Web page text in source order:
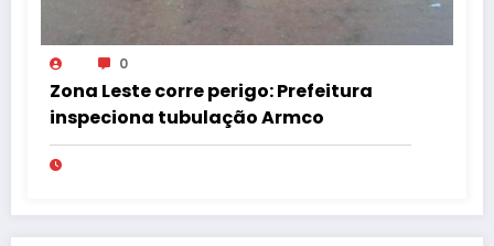
0
Zona Leste corre perigo: Prefeitura
inspeciona tubulação Armco